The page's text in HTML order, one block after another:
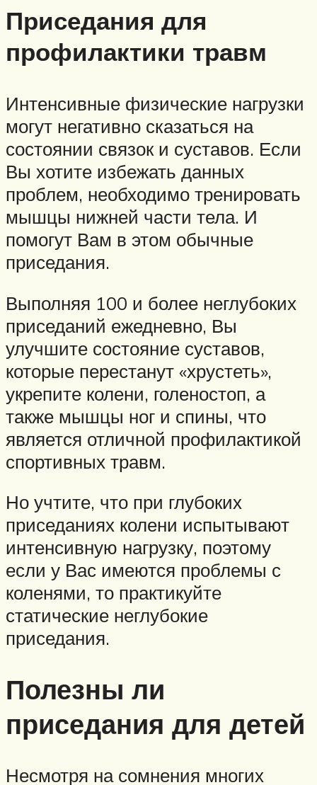
Приседания для
профилактики травм
Интенсивные физические нагрузки
могут негативно сказаться на
состоянии связок и суставов. Если
Вы хотите избежать данных
проблем, необходимо тренировать
мышцы нижней части тела. И
помогут Вам в этом обычные
приседания.
Выполняя 100 и более неглубоких
приседаний ежедневно, Вы
улучшите состояние суставов,
которые перестанут «хрустеть»,
укрепите колени, голеностоп, а
также мышцы ног и спины, что
является отличной профилактикой
спортивных травм.
Но учтите, что при глубоких
приседаниях колени испытывают
интенсивную нагрузку, поэтому
если у Вас имеются проблемы с
коленями, то практикуйте
статические неглубокие
приседания.
Полезны ли
приседания для детей
Несмотря на сомнения многих